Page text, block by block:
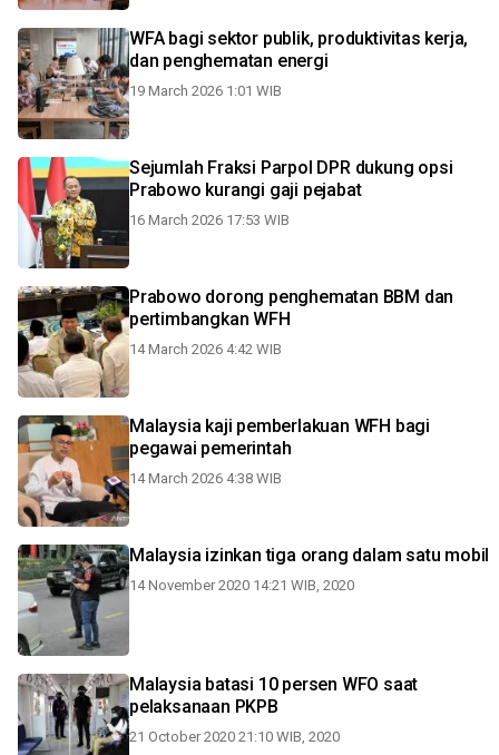
WFA bagi sektor publik, produktivitas kerja,
dan penghematan energi
19 March 2026 1:01 WIB
Sejumlah Fraksi Parpol DPR dukung opsi
Prabowo kurangi gaji pejabat
16 March 2026 17:53 WIB
Prabowo dorong penghematan BBM dan
pertimbangkan WFH
14 March 2026 4:42 WIB
Malaysia kaji pemberlakuan WFH bagi
pegawai pemerintah
14 March 2026 4:38 WIB
Malaysia izinkan tiga orang dalam satu mobil
14 November 2020 14:21 WIB, 2020
Malaysia batasi 10 persen WFO saat
pelaksanaan PKPB
21 October 2020 21:10 WIB, 2020